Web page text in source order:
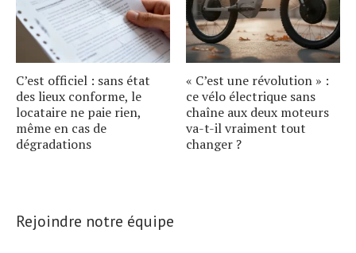
C’est officiel : sans état
des lieux conforme, le
locataire ne paie rien,
même en cas de
dégradations
« C’est une révolution » :
ce vélo électrique sans
chaîne aux deux moteurs
va-t-il vraiment tout
changer ?
Rejoindre notre équipe